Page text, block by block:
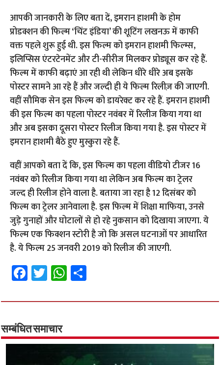
आपकी जानकारी के लिए बता दें, इमरान हाशमी के होम
प्रोडक्शन की फिल्म ‘चिंट इंडिया’ की शूटिंग लखनऊ में काफी
वक्त पहले शुरू हुई थी. इस फिल्म को इमरान हाशमी फिल्म्स,
इलिप्सिस एंटरटेनमेंट और टी-सीरीज मिलकर प्रोड्यूस कर रहे हैं.
फिल्म में काफी बढ़ाएं आ रही थी लेकिन धीरे धीरे अब इसके
पोस्टर सामने आ रहे हैं और जल्दी ही ये फिल्म रिलीज़ की जाएगी.
वहीं सौमिक सेन इस फिल्म को डायरेक्ट कर रहे हैं. इमरान हाशमी
की इस फिल्म का पहला पोस्टर नवंबर में रिलीज किया गया था
और अब इसका दूसरा पोस्टर रिलीज किया गया है. इस पोस्टर में
इमरान हाशमी बैठे हुए मुस्कुरा रहे हैं.
वहीं आपको बता दें कि, इस फिल्म का पहला वीडियो टीजर 16
नवंबर को रिलीज किया गया था लेकिन अब फिल्म का ट्रेलर
जल्द ही रिलीज होने वाला है. बताया जा रहा है 12 दिसंबर को
फिल्म का ट्रेलर आनेवाला है. इस फिल्म में शिक्षा माफिया, उनसे
जुड़े गुनाहों और घोटालों से हो रहे नुकसान को दिखाया जाएगा. ये
फिल्म एक फिक्शन स्टोरी है जो कि असल घटनाओं पर आधारित
है. ये फिल्म 25 जनवरी 2019 को रिलीज की जाएगी.
Fa
ce
b
o
o
k
T
wi
tt
er
W
h
at
p
p
ar
सम्बंधित समाचार